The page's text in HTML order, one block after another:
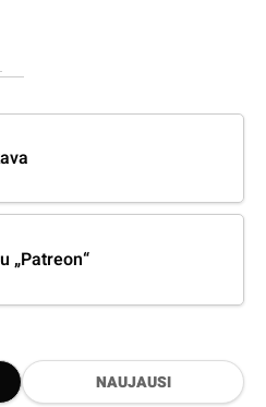
„Patreon“
NAUJAUSI